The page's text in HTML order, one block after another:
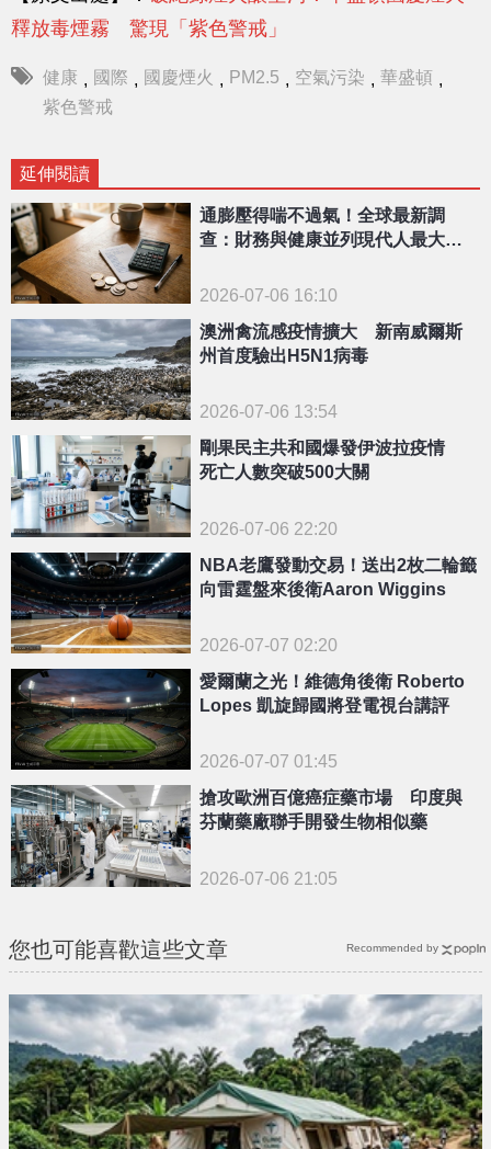
釋放毒煙霧 驚現「紫色警戒」
健康 , 國際 , 國慶煙火 , PM2.5 , 空氣污染 , 華盛頓 ,
紫色警戒
延伸閱讀
通膨壓得喘不過氣！全球最新調
查：財務與健康並列現代人最大焦
2026-07-06 16:10
澳洲禽流感疫情擴大 新南威爾斯
州首度驗出H5N1病毒
2026-07-06 13:54
剛果民主共和國爆發伊波拉疫情
死亡人數突破500大關
2026-07-06 22:20
NBA老鷹發動交易！送出2枚二輪籤
向雷霆盤來後衛Aaron Wiggins
2026-07-07 02:20
愛爾蘭之光！維德角後衛 Roberto
Lopes 凱旋歸國將登電視台講評
2026-07-07 01:45
搶攻歐洲百億癌症藥市場 印度與
芬蘭藥廠聯手開發生物相似藥
2026-07-06 21:05
您也可能喜歡這些文章 Recommended by